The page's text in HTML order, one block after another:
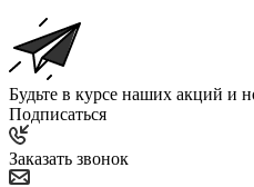
Будьте в курсе наших акций и
Подписаться
Заказать звонок